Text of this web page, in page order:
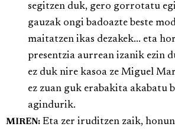
segitzen duk, gero gorrotatu
gauzak ongi badoazte beste
maitatzen ikas dezakek... eta
presentzia aurrean izanik ezin
ez duk nire kasoa ze Miguel
ez zuan guk erabakita akabatu
agindurik.
MIREN: Eta zer iruditzen zaik,